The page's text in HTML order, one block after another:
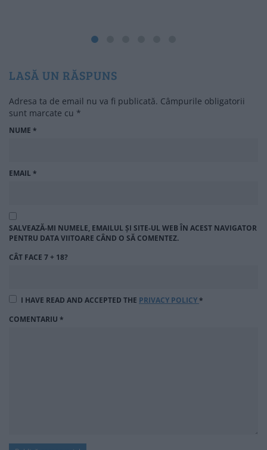
LASĂ UN RĂSPUNS
Adresa ta de email nu va fi publicată. Câmpurile obligatorii
sunt marcate cu *
NUME *
EMAIL*
SALVEAZĂ-MI NUMELE, EMAILUL ȘI SITE-UL WEB ÎN ACEST NAVIGATOR
PENTRU DATA VIITOARE CÂND O SĂ COMENTEZ.
CÂT FACE 7 + 18?
I HAVE READ AND ACCEPTED THE PRIVACY POLICY*
COMENTARIU *